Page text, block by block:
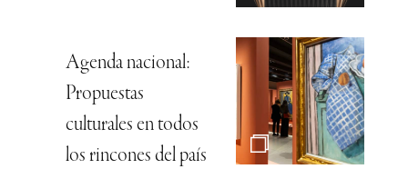
Agenda nacional:
Propuestas
culturales en todos
los rincones del país